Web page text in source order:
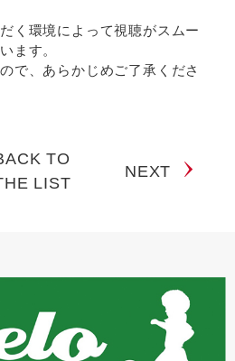
く環境によって視聴がスムー
ます。
で、あらかじめご了承くださ
TO
LIST
NEXT